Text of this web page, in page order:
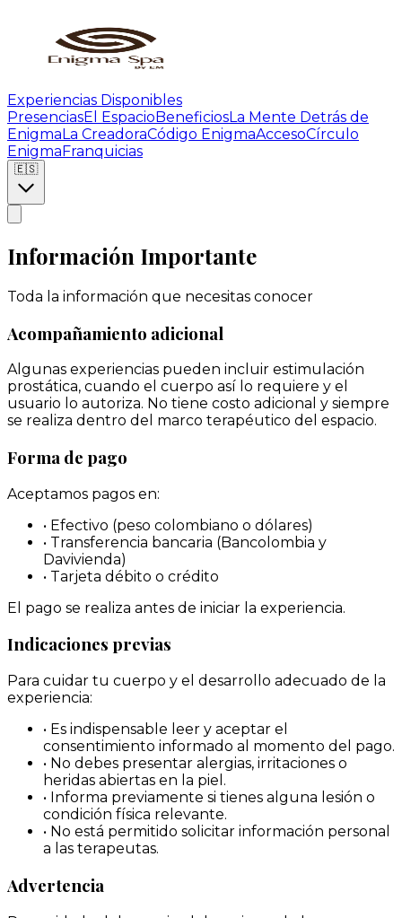
Experiencias Disponibles
PresenciasEl EspacioBeneficiosLa Mente Detrás de
EnigmaLa CreadoraCódigo EnigmaAccesoCírculo
EnigmaFranquicias
🇪🇸
Información Importante
Toda la información que necesitas conocer
Acompañamiento adicional
Algunas experiencias pueden incluir estimulación
prostática, cuando el cuerpo así lo requiere y el
usuario lo autoriza. No tiene costo adicional y siempre
se realiza dentro del marco terapéutico del espacio.
Forma de pago
Aceptamos pagos en:
• Efectivo (peso colombiano o dólares)
• Transferencia bancaria (Bancolombia y
Davivienda)
• Tarjeta débito o crédito
El pago se realiza antes de iniciar la experiencia.
Indicaciones previas
Para cuidar tu cuerpo y el desarrollo adecuado de la
experiencia:
• Es indispensable leer y aceptar el
consentimiento informado al momento del pago.
• No debes presentar alergias, irritaciones o
heridas abiertas en la piel.
• Informa previamente si tienes alguna lesión o
condición física relevante.
• No está permitido solicitar información personal
a las terapeutas.
Advertencia